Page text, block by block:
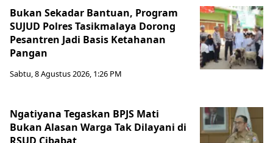
Bukan Sekadar Bantuan, Program
SUJUD Polres Tasikmalaya Dorong
Pesantren Jadi Basis Ketahanan
Pangan
Sabtu, 8 Agustus 2026, 1:26 PM
Ngatiyana Tegaskan BPJS Mati
Bukan Alasan Warga Tak Dilayani di